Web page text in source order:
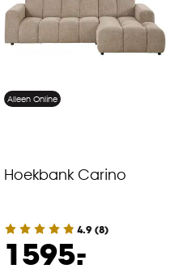
Alleen Online
Hoekbank Carino
4.9 (8)
1595.
-